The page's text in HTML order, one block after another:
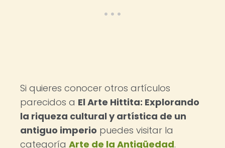
Si quieres conocer otros artículos
parecidos a El Arte Hittita: Explorando
la riqueza cultural y artística de un
antiguo imperio puedes visitar la
categoría Arte de la Antigüedad.